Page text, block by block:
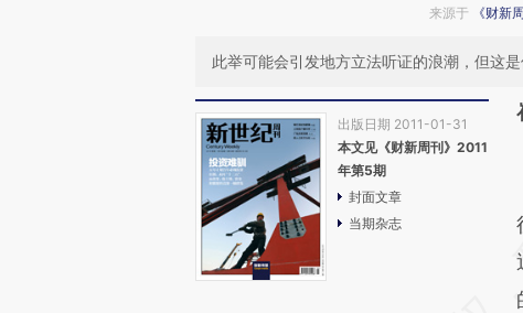
来源于 《财新
此举可能会引发地方立法听证的浪潮，但这
出版日期 2011-01-31
本文见《财新周刊》2011
年第5期
封面文章
当期杂志